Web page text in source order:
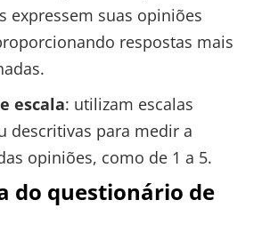
expressem suas opiniões
respostas mais
escala: utilizam escalas
descritivas para medir a
opiniões, como de 1 a 5.
do questionário de